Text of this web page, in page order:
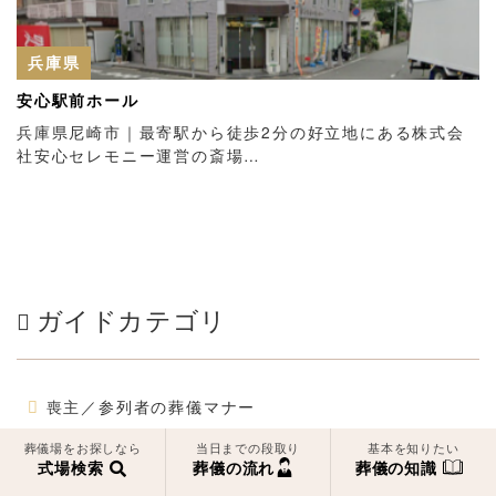
兵庫県
安心駅前ホール
兵庫県尼崎市｜最寄駅から徒歩2分の好立地にある株式会
社安心セレモニー運営の斎場…
ガイドカテゴリ
喪主／参列者の葬儀マナー
葬儀のお金にまつわる話
葬儀場をお探しなら
式場検索
当日までの段取り
葬儀の流れ
基本を知りたい
葬儀の知識